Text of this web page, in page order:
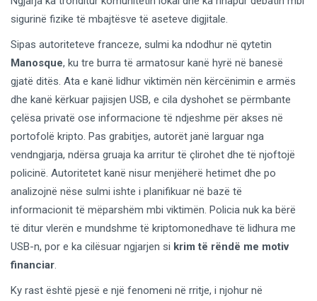
sigurinë fizike të mbajtësve të aseteve digjitale.
Sipas autoriteteve franceze, sulmi ka ndodhur në qytetin
Manosque, ku tre burra të armatosur kanë hyrë në banesë
gjatë ditës. Ata e kanë lidhur viktimën nën kërcënimin e armës
dhe kanë kërkuar pajisjen USB, e cila dyshohet se përmbante
çelësa privatë ose informacione të ndjeshme për akses në
portofolë kripto. Pas grabitjes, autorët janë larguar nga
vendngjarja, ndërsa gruaja ka arritur të çlirohet dhe të njoftojë
policinë. Autoritetet kanë nisur menjëherë hetimet dhe po
analizojnë nëse sulmi ishte i planifikuar në bazë të
informacionit të mëparshëm mbi viktimën. Policia nuk ka bërë
të ditur vlerën e mundshme të kriptomonedhave të lidhura me
USB-n, por e ka cilësuar ngjarjen si krim të rëndë me motiv
financiar.
Ky rast është pjesë e një fenomeni në rritje, i njohur në